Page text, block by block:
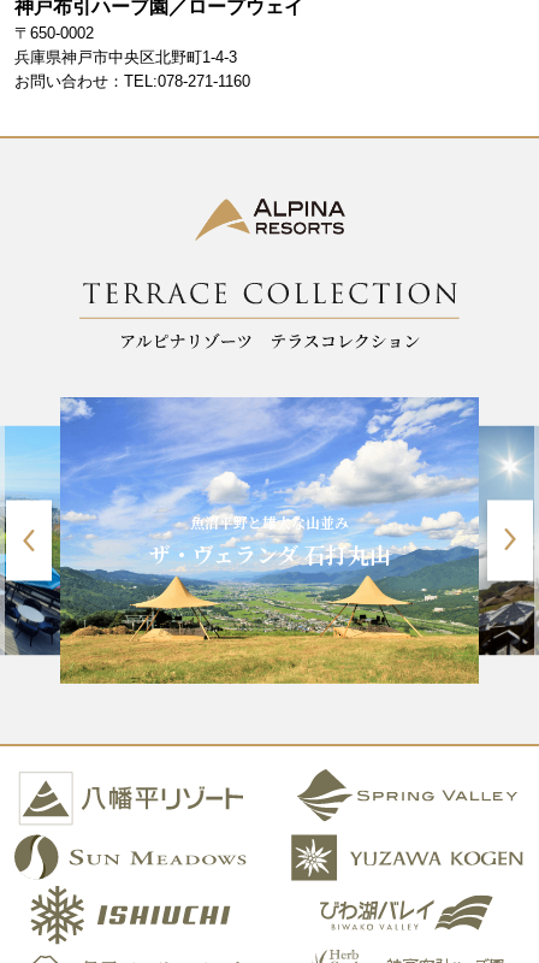
k
神戸布引ハーブ園／ロープウェイ
〒650-0002
兵庫県神戸市中央区北野町1-4-3
お問い合わせ：TEL:078-271-1160
魚沼平野と雄大な山並み
ザ・ヴェランダ 石打丸山